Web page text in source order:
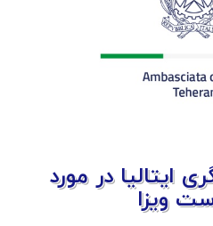
ایتالیا در مورد
ویزا